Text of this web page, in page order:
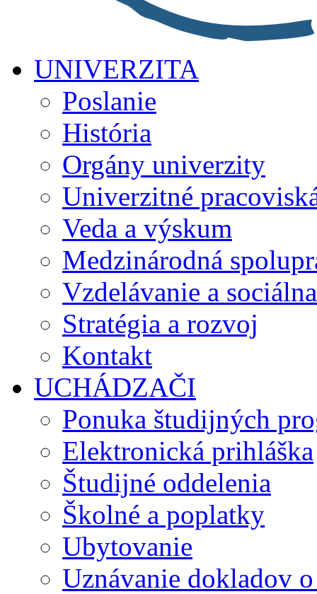
UNIVERZITA
Poslanie
História
Orgány univerzity
Univerzitné
Veda a výskum
Medzinárodná
Vzdelávanie a
Stratégia a rozvoj
Kontakt
UCHÁDZAČI
Ponuka študijných
Elektronická prihláška
Študijné oddelenia
Školné a poplatky
Ubytovanie
Uznávanie dokladov